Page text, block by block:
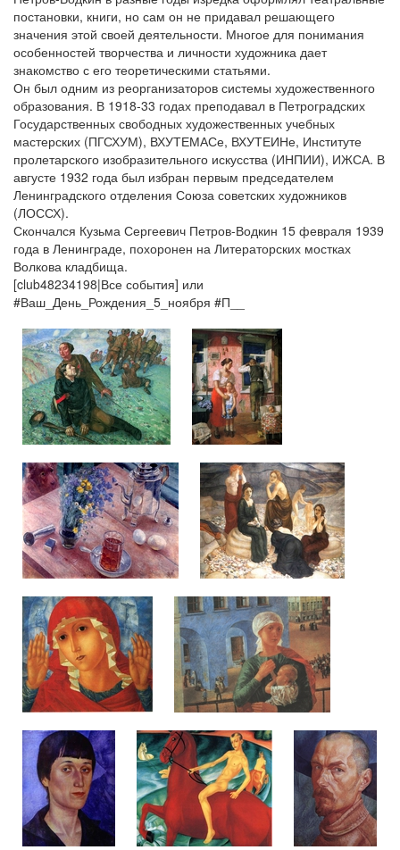
постановки, книги, но сам он не придавал решающего
значения этой своей деятельности. Многое для понимания
особенностей творчества и личности художника дает
знакомство с его теоретическими статьями.
Он был одним из реорганизаторов системы художественного
образования. В 1918-33 годах преподавал в Петроградских
Государственных свободных художественных учебных
мастерских (ПГСХУМ), ВХУТЕМАСе, ВХУТЕИНе, Институте
пролетарского изобразительного искусства (ИНПИИ), ИЖСА. В
августе 1932 года был избран первым председателем
Ленинградского отделения Союза советских художников
(ЛОССХ).
Скончался Кузьма Сергеевич Петров-Водкин 15 февраля 1939
года в Ленинграде, похоронен на Литераторских мостках
Волкова кладбища.
[club48234198|Все события] или
#Ваш_День_Рождения_5_ноября #П__